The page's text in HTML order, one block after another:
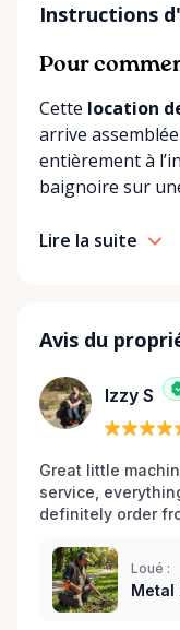
Instructions
Pour
Cette location
arrive
entièrement à
baignoire sur
Lire la suite
Avis du
Izzy S
Great little
service,
definitely order
Loué :
Metal